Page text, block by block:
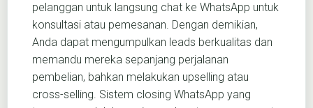
pelanggan untuk langsung chat ke WhatsApp untuk
konsultasi atau pemesanan. Dengan demikian,
Anda dapat mengumpulkan leads berkualitas dan
memandu mereka sepanjang perjalanan
pembelian, bahkan melakukan upselling atau
cross-selling. Sistem closing WhatsApp yang